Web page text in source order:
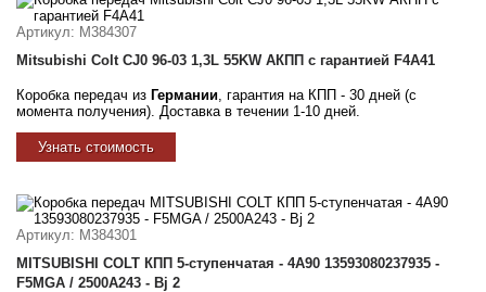
Артикул: M384307
Mitsubishi Colt CJ0 96-03 1,3L 55KW АКПП с гарантией F4A41
Коробка передач из Германии, гарантия на КПП - 30 дней (с
момента получения). Доставка в течении 1-10 дней.
Узнать стоимость
Артикул: M384301
MITSUBISHI COLT КПП 5-ступенчатая - 4A90 13593080237935 -
F5MGA / 2500A243 - Bj 2